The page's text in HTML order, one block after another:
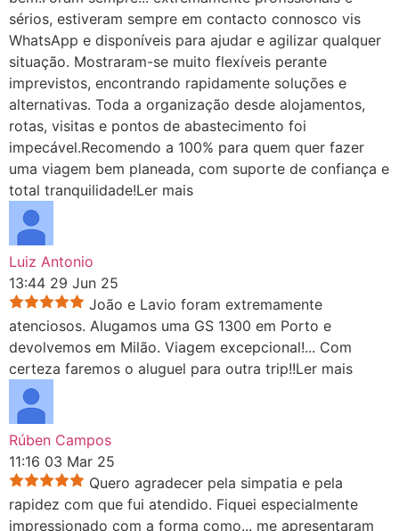
sérios, estiveram sempre em contacto connosco vis
WhatsApp e disponíveis para ajudar e agilizar qualquer
situação. Mostraram-se muito flexíveis perante
imprevistos, encontrando rapidamente soluções e
alternativas. Toda a organização desde alojamentos,
rotas, visitas e pontos de abastecimento foi
impecável.Recomendo a 100% para quem quer fazer
uma viagem bem planeada, com suporte de confiança e
total tranquilidade!Ler mais
Luiz Antonio
13:44 29 Jun 25
João e Lavio foram extremamente
atenciosos. Alugamos uma GS 1300 em Porto e
devolvemos em Milão. Viagem excepcional!... Com
certeza faremos o aluguel para outra trip!!Ler mais
Rúben Campos
11:16 03 Mar 25
Quero agradecer pela simpatia e pela
rapidez com que fui atendido. Fiquei especialmente
impressionado com a forma como... me apresentaram